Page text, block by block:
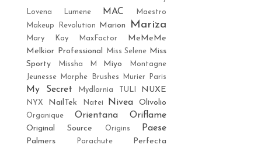
Lovena
Lumene MAC
Maestro
Makeup Revolution
Marion Mariza
Mary Kay MaxFactor
MeMeMe
Melkior Professional
Miss Selene Miss
Sporty
Missha M Miyo
Montagne
Jeunesse
Morphe Brushes Murier Paris
My Secret Mydlarnia TULI NUXE
NYX NailTek Natei Nivea Olivolio
Organique Orientana Oriflame
Original Source Origins Paese
Palmers Parachute Perfecta